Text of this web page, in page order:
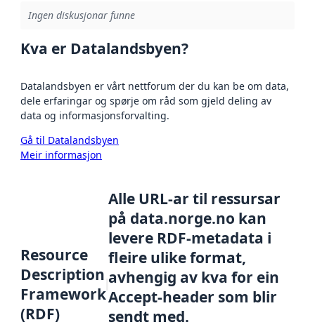
Ingen diskusjonar funne
Kva er Datalandsbyen?
Datalandsbyen er vårt nettforum der du kan be om data,
dele erfaringar og spørje om råd som gjeld deling av
data og informasjonsforvalting.
Gå til Datalandsbyen
Meir informasjon
Resource
Description
Framework
(RDF)
Alle URL-ar til ressursar
på data.norge.no kan
levere RDF-metadata i
fleire ulike format,
avhengig av kva for ein
Accept-header som blir
sendt med.